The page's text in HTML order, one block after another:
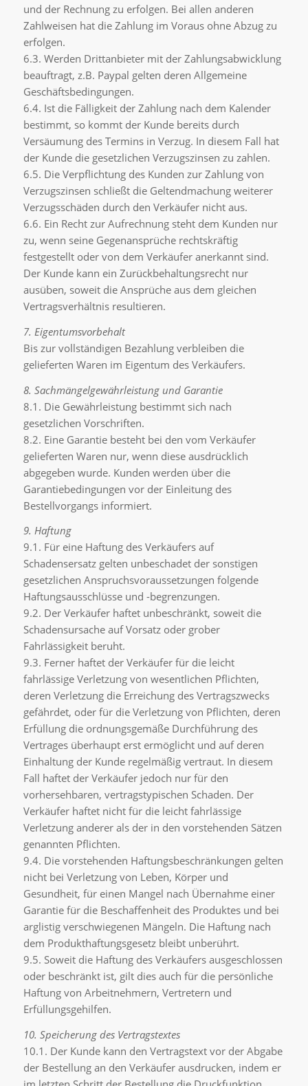
und der Rechnung zu erfolgen. Bei allen anderen
Zahlweisen hat die Zahlung im Voraus ohne Abzug zu
erfolgen.
6.3. Werden Drittanbieter mit der Zahlungsabwicklung
beauftragt, z.B. Paypal gelten deren Allgemeine
Geschäftsbedingungen.
6.4. Ist die Fälligkeit der Zahlung nach dem Kalender
bestimmt, so kommt der Kunde bereits durch
Versäumung des Termins in Verzug. In diesem Fall hat
der Kunde die gesetzlichen Verzugszinsen zu zahlen.
6.5. Die Verpflichtung des Kunden zur Zahlung von
Verzugszinsen schließt die Geltendmachung weiterer
Verzugsschäden durch den Verkäufer nicht aus.
6.6. Ein Recht zur Aufrechnung steht dem Kunden nur
zu, wenn seine Gegenansprüche rechtskräftig
festgestellt oder von dem Verkäufer anerkannt sind.
Der Kunde kann ein Zurückbehaltungsrecht nur
ausüben, soweit die Ansprüche aus dem gleichen
Vertragsverhältnis resultieren.
7. Eigentumsvorbehalt
Bis zur vollständigen Bezahlung verbleiben die
gelieferten Waren im Eigentum des Verkäufers.
8. Sachmängelgewährleistung und Garantie
8.1. Die Gewährleistung bestimmt sich nach
gesetzlichen Vorschriften.
8.2. Eine Garantie besteht bei den vom Verkäufer
gelieferten Waren nur, wenn diese ausdrücklich
abgegeben wurde. Kunden werden über die
Garantiebedingungen vor der Einleitung des
Bestellvorgangs informiert.
9. Haftung
9.1. Für eine Haftung des Verkäufers auf
Schadensersatz gelten unbeschadet der sonstigen
gesetzlichen Anspruchsvoraussetzungen folgende
Haftungsausschlüsse und -begrenzungen.
9.2. Der Verkäufer haftet unbeschränkt, soweit die
Schadensursache auf Vorsatz oder grober
Fahrlässigkeit beruht.
9.3. Ferner haftet der Verkäufer für die leicht
fahrlässige Verletzung von wesentlichen Pflichten,
deren Verletzung die Erreichung des Vertragszwecks
gefährdet, oder für die Verletzung von Pflichten, deren
Erfüllung die ordnungsgemäße Durchführung des
Vertrages überhaupt erst ermöglicht und auf deren
Einhaltung der Kunde regelmäßig vertraut. In diesem
Fall haftet der Verkäufer jedoch nur für den
vorhersehbaren, vertragstypischen Schaden. Der
Verkäufer haftet nicht für die leicht fahrlässige
Verletzung anderer als der in den vorstehenden Sätzen
genannten Pflichten.
9.4. Die vorstehenden Haftungsbeschränkungen gelten
nicht bei Verletzung von Leben, Körper und
Gesundheit, für einen Mangel nach Übernahme einer
Garantie für die Beschaffenheit des Produktes und bei
arglistig verschwiegenen Mängeln. Die Haftung nach
dem Produkthaftungsgesetz bleibt unberührt.
9.5. Soweit die Haftung des Verkäufers ausgeschlossen
oder beschränkt ist, gilt dies auch für die persönliche
Haftung von Arbeitnehmern, Vertretern und
Erfüllungsgehilfen.
10. Speicherung des Vertragstextes
10.1. Der Kunde kann den Vertragstext vor der Abgabe
der Bestellung an den Verkäufer ausdrucken, indem er